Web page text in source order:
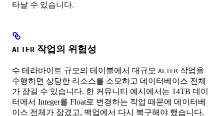
타날 수 있습니다.
ALTER 작업의 위험성
수 테라바이트 규모의 테이블에서 대규모 ALTER 작업을
수행하면 상당한 리소스를 소모하고 데이터베이스 전체
가 잠길 수 있습니다. 한 커뮤니티 예시에서는 14TB 데이
터에서 Integer를 Float로 변경하는 작업 때문에 데이터베
이스 전체가 잠겼고, 백업에서 다시 복구해야 했습니다.